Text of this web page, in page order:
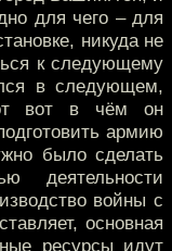
для чего – для
никуда не
к следующему
в следующем,
вот в чём он
армию
было сделать
деятельности
войны с
основная
ресурсы идут